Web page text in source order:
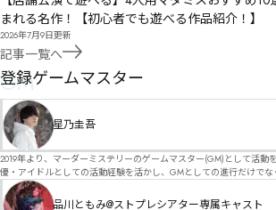
まれる名作！【初心者でも遊べる作品紹介！】
2026年7月9日更新
記事一覧へ
GM
登録ゲームマスター
星乃圭吾
2019年より、マーダーミステリーのゲームマスター(GM)として活動を開始
優・アイドルとしての活動経験を活かし、GMとしての進行だけで
ら、お客様に物語の世界へ入り込んでいただくような演出・サービスを得
身でも作品制作を行っているので、作家さんが作品に込めた想いや
品川ともみ@ストプレシアター専属キャスト